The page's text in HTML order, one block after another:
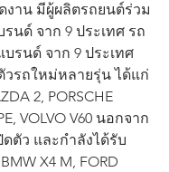
งาน มีผู้ผลิตรถยนต์ร่วม
นด์ จาก 9 ประเทศ รถ
รนด์ จาก 9 ประเทศ
วรถใหม่หลายรุ่น ได้แก่
2, PORSCHE
VOLVO V60 นอกจาก
ตัว และกำลังได้รับ
X4 M, FORD